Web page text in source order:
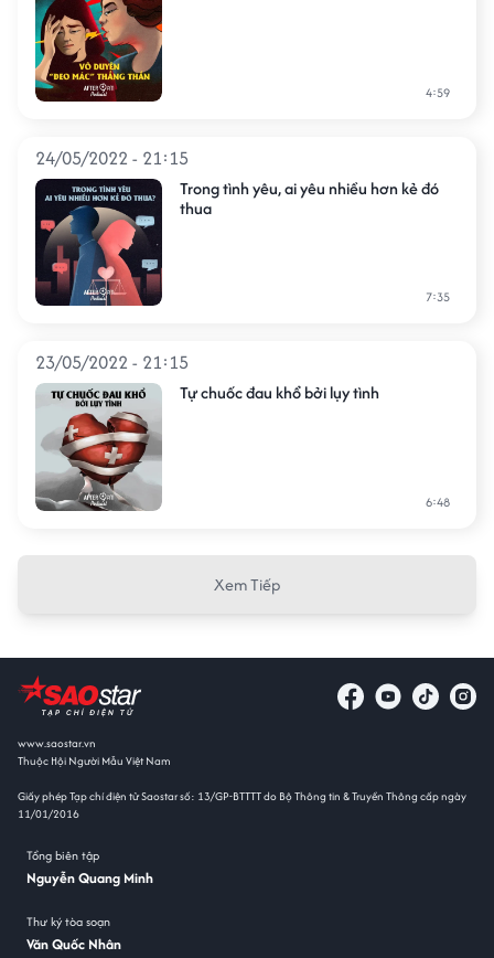
4:59
24/05/2022 - 21:15
Trong tình yêu, ai yêu nhiều hơn kẻ đó
thua
7:35
23/05/2022 - 21:15
Tự chuốc đau khổ bởi lụy tình
6:48
Xem Tiếp
www.saostar.vn
Thuộc Hội Người Mẫu Việt Nam
Giấy phép Tạp chí điện tử Saostar số: 13/GP-BTTTT do Bộ Thông tin & Truyền Thông cấp ngày
11/01/2016
Tổng biên tập
Nguyễn Quang Minh
Thư ký tòa soạn
Văn Quốc Nhân